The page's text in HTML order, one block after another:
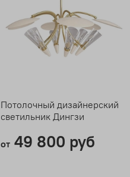
Потолочный дизайнерский
светильник Дингзи
от49 800 руб